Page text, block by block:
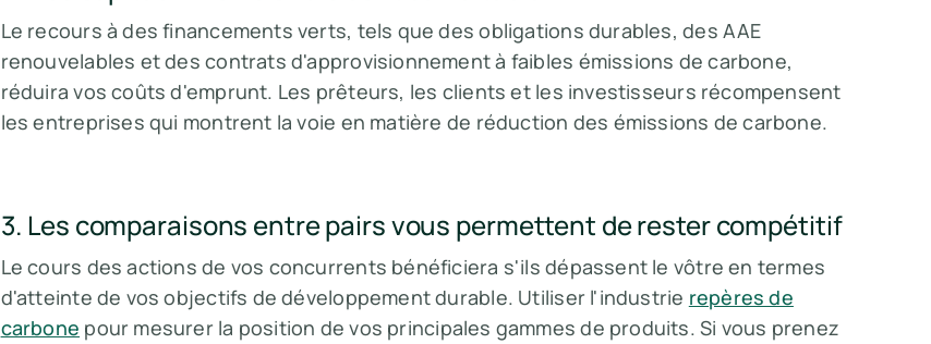
Le recours à des financements verts, tels que des obligations durables, des AAE
renouvelables et des contrats d'approvisionnement à faibles émissions de carbone,
réduira vos coûts d'emprunt. Les prêteurs, les clients et les investisseurs récompensent
les entreprises qui montrent la voie en matière de réduction des émissions de carbone.
3. Les comparaisons entre pairs vous permettent de rester compétitif
Le cours des actions de vos concurrents bénéficiera s'ils dépassent le vôtre en termes
d'atteinte de vos objectifs de développement durable. Utiliser l'industrie repères de
carbone pour mesurer la position de vos principales gammes de produits. Si vous prenez